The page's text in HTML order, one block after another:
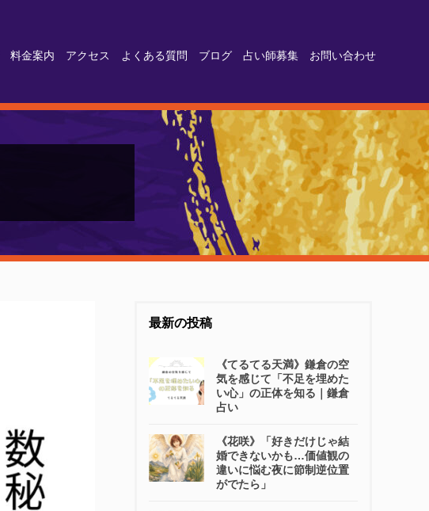
料金案内 アクセス よくある質問 ブログ 占い師募集 お問い合わせ
最新の投稿
《てるてる天満》鎌倉の空
気を感じて「不足を埋めた
い心」の正体を知る｜鎌倉
占い
《花咲》「好きだけじゃ結
婚できないかも…価値観の
違いに悩む夜に節制逆位置
がでたら」